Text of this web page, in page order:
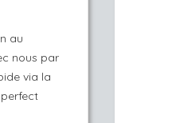
au
nous par
via la